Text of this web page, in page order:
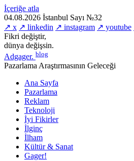
İçeriğe atla
04.08.2026 İstanbul Sayı №32
↗ x ↗ linkedin ↗ instagram ↗ youtube
Fikri değiştir,
dünya değişsin.
Adgager. blog
Pazarlama Araştırmasının Geleceği
Ana Sayfa
Pazarlama
Reklam
Teknoloji
İyi Fikirler
İlginç
İlham
Kültür & Sanat
Gager!